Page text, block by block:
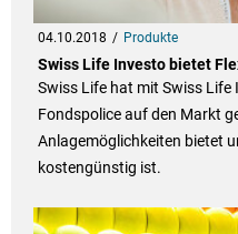
04.10.2018 Produkte
Swiss Life Investo bietet
Swiss Life hat mit Swiss Life
Fondspolice auf den Markt
Anlagemöglichkeiten bietet
kostengünstig ist.